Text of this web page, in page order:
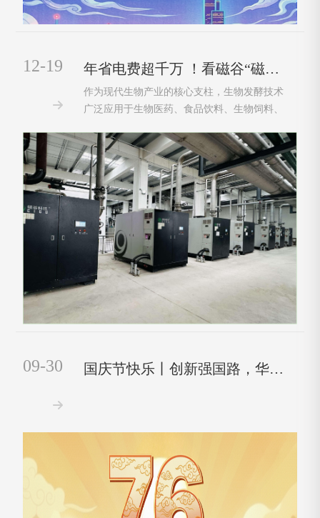
12-19

年省电费超千万 ！看磁谷“磁悬浮三剑客”如何让发酵生产又稳又省
作为现代生物产业的核心支柱，生物发酵技术
广泛应用于生物医药、食品饮料、生物饲料、
产业升级的重要基础；尤其在生物医药领域，
发酵工艺更是抗生素、疫苗、生物制剂等产品
生产的核心环节，直接关系到医药供给的稳定
···
09-30

国庆节快乐丨创新强国路，华诞谱新篇！